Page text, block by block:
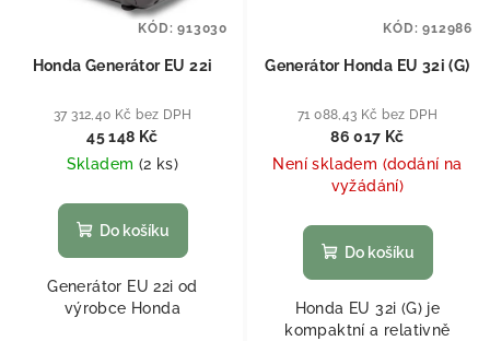
Honda Generátor EU 22i
37 312,40 Kč bez DPH
45 148 Kč
Skladem (2 ks)
Do košíku
Generátor EU 22i od
výrobce Honda
KÓD:913030
Generátor Honda EU 32i (G)
71 088,43 Kč bez DPH
86 017 Kč
Není skladem (dodání na
vyžádání)
Do košíku
Honda EU 32i (G) je
kompaktní a relativně
KÓD:912986